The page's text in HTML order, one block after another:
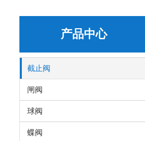
产品中心
截止阀
闸阀
球阀
蝶阀